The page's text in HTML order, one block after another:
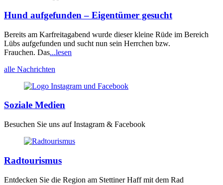
Hund aufgefunden – Eigentümer gesucht
Bereits am Karfreitagabend wurde dieser kleine Rüde im Bereich
Lübs aufgefunden und sucht nun sein Herrchen bzw.
Frauchen. Das...lesen
alle Nachrichten
Soziale Medien
Besuchen Sie uns auf Instagram & Facebook
Radtourismus
Entdecken Sie die Region am Stettiner Haff mit dem Rad